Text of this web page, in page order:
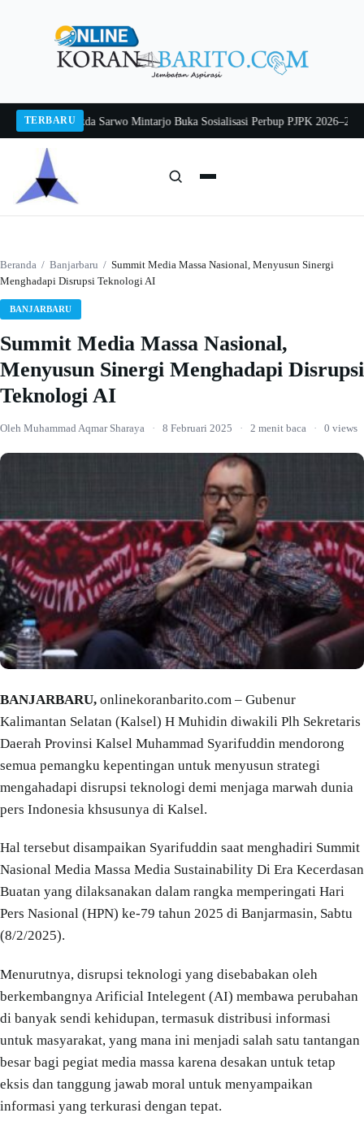
TERBARU
2026Pj Sekda Sarwo Mintarjo Buka Sosialisasi Perbup PJPK 2026–2030
Beranda / Banjarbaru / Summit Media Massa Nasional, Menyusun Sinergi
Menghadapi Disrupsi Teknologi AI
BANJARBARU
Summit Media Massa Nasional,
Menyusun Sinergi Menghadapi Disrupsi
Teknologi AI
Oleh Muhammad Aqmar Sharaya · 8 Februari 2025 · 2 menit baca · 0 views
BANJARBARU, onlinekoranbarito.com – Gubenur
Kalimantan Selatan (Kalsel) H Muhidin diwakili Plh Sekretaris
Daerah Provinsi Kalsel Muhammad Syarifuddin mendorong
semua pemangku kepentingan untuk menyusun strategi
mengahadapi disrupsi teknologi demi menjaga marwah dunia
pers Indonesia khsusunya di Kalsel.
Hal tersebut disampaikan Syarifuddin saat menghadiri Summit
Nasional Media Massa Media Sustainability Di Era Kecerdasan
Buatan yang dilaksanakan dalam rangka memperingati Hari
Pers Nasional (HPN) ke-79 tahun 2025 di Banjarmasin, Sabtu
(8/2/2025).
Menurutnya, disrupsi teknologi yang disebabakan oleh
berkembangnya Arificial Intelegent (AI) membawa perubahan
di banyak sendi kehidupan, termasuk distribusi informasi
untuk masyarakat, yang mana ini menjadi salah satu tantangan
besar bagi pegiat media massa karena desakan untuk tetap
eksis dan tanggung jawab moral untuk menyampaikan
informasi yang terkurasi dengan tepat.